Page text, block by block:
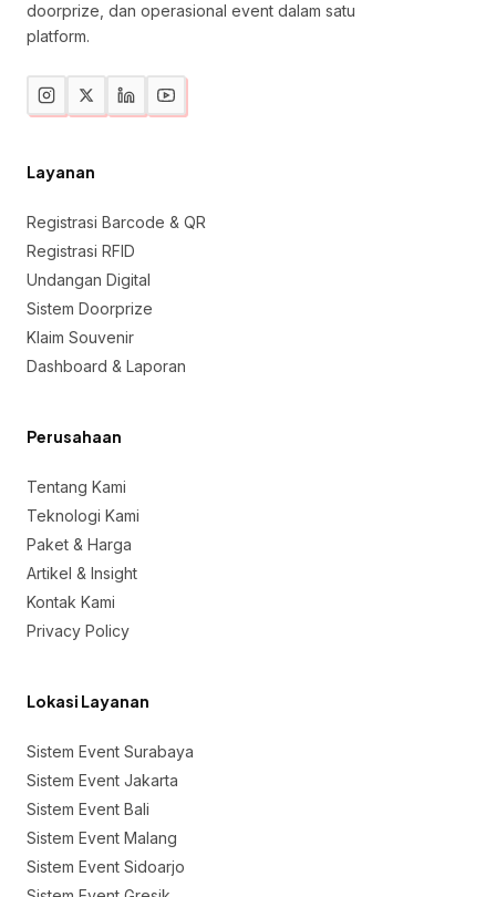
doorprize, dan operasional event dalam satu
platform.
Layanan
Registrasi Barcode & QR
Registrasi RFID
Undangan Digital
Sistem Doorprize
Klaim Souvenir
Dashboard & Laporan
Perusahaan
Tentang Kami
Teknologi Kami
Paket & Harga
Artikel & Insight
Kontak Kami
Privacy Policy
Lokasi Layanan
Sistem Event Surabaya
Sistem Event Jakarta
Sistem Event Bali
Sistem Event Malang
Sistem Event Sidoarjo